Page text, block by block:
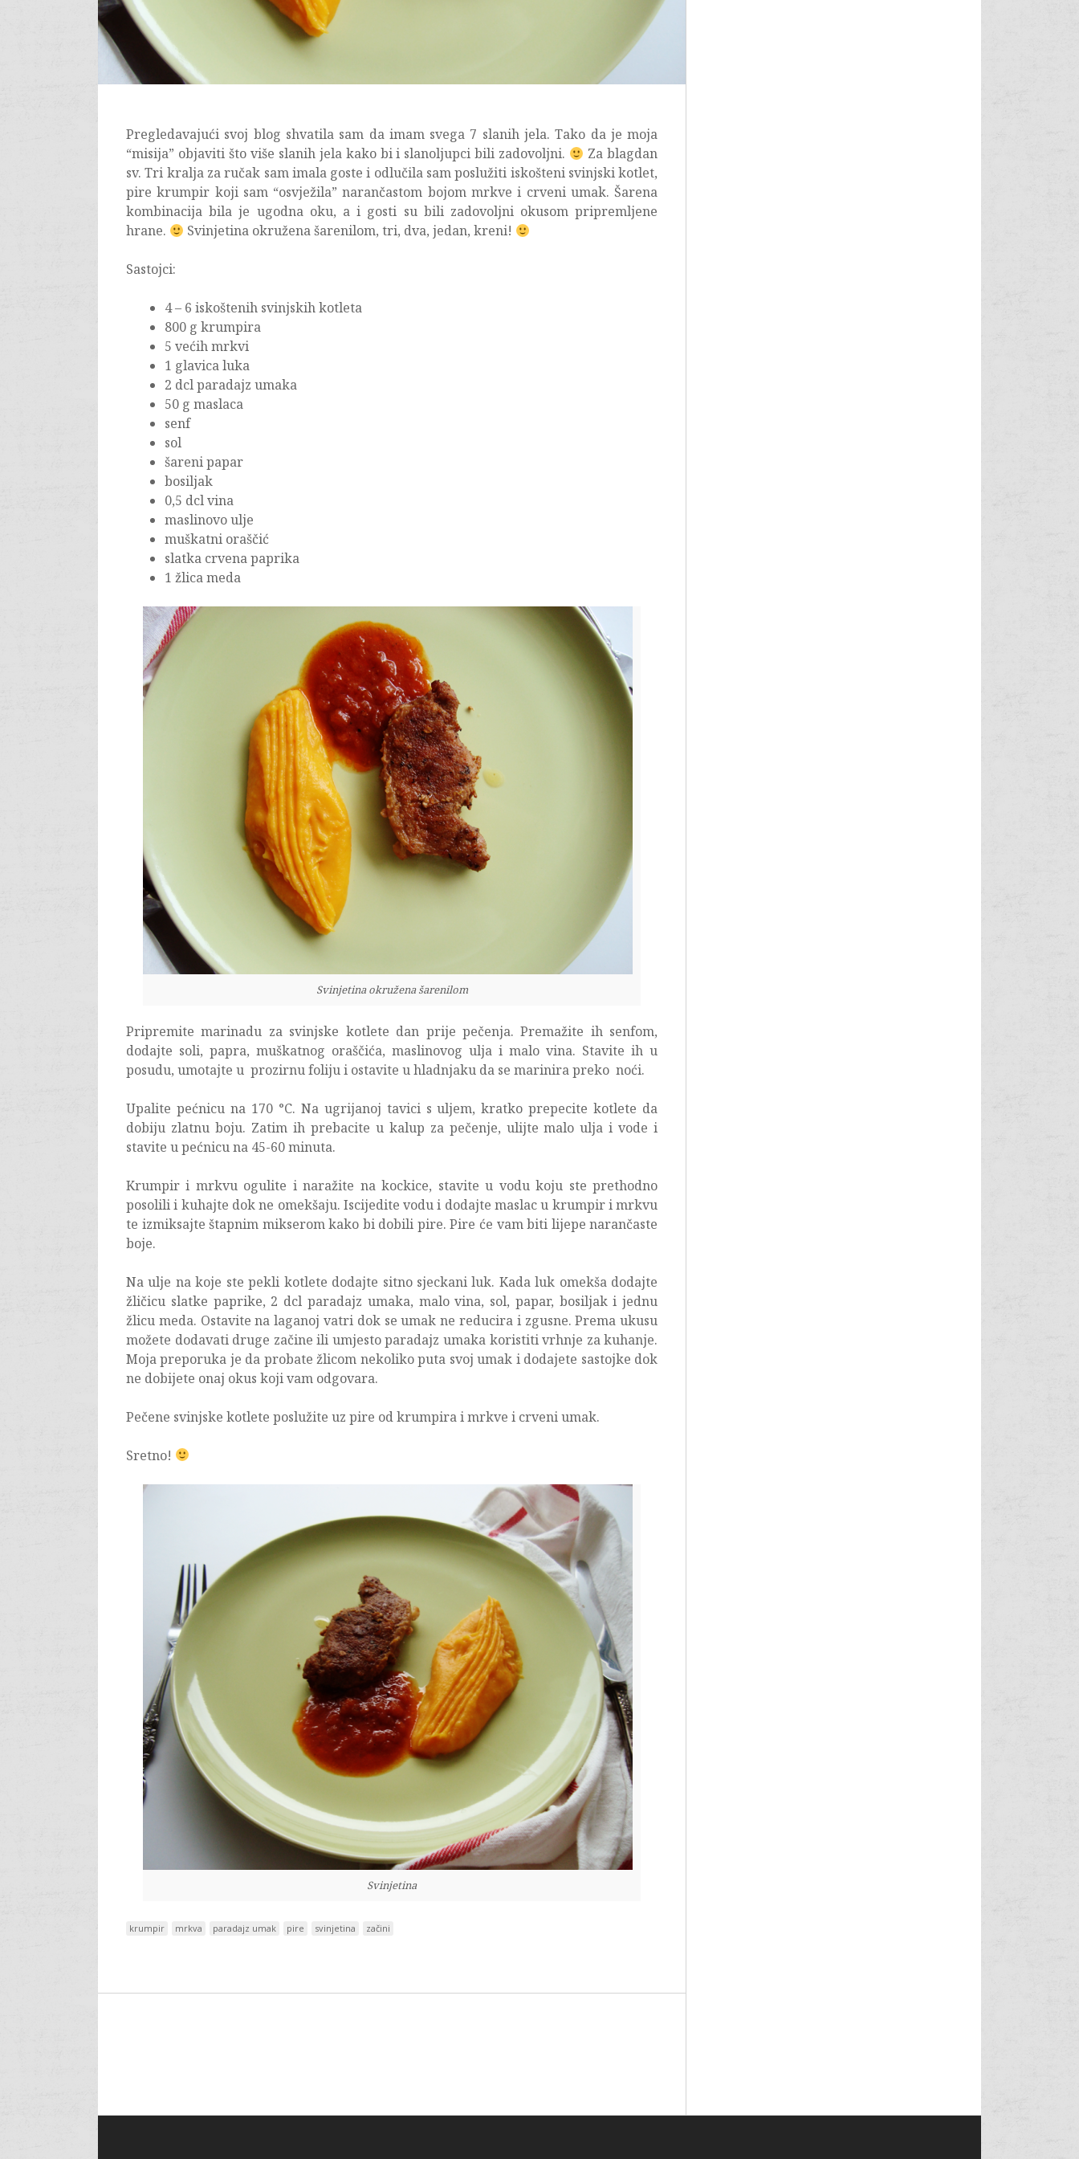
Pregledavajući svoj blog shvatila sam da imam svega 7 slanih jela. Tako da je moja
“misija” objaviti što više slanih jela kako bi i slanoljupci bili zadovoljni.
Za blagdan
sv. Tri kralja za ručak sam imala goste i odlučila sam poslužiti iskošteni svinjski kotlet,
pire krumpir koji sam “osvježila” narančastom bojom mrkve i crveni umak. Šarena
kombinacija bila je ugodna oku, a i gosti su bili zadovoljni okusom pripremljene
hrane.
Svinjetina okružena šarenilom, tri, dva, jedan, kreni!
Sastojci:
4 – 6 iskoštenih svinjskih kotleta
800 g krumpira
5 većih mrkvi
1 glavica luka
2 dcl paradajz umaka
50 g maslaca
senf
sol
šareni papar
bosiljak
0,5 dcl vina
maslinovo ulje
muškatni oraščić
slatka crvena paprika
1 žlica meda
Svinjetina okružena šarenilom
Pripremite marinadu za svinjske kotlete dan prije pečenja. Premažite ih senfom,
dodajte soli, papra, muškatnog oraščića, maslinovog ulja i malo vina. Stavite ih u
posudu, umotajte u prozirnu foliju i ostavite u hladnjaku da se marinira preko noći.
Upalite pećnicu na 170 °C. Na ugrijanoj tavici s uljem, kratko prepecite kotlete da
dobiju zlatnu boju. Zatim ih prebacite u kalup za pečenje, ulijte malo ulja i vode i
stavite u pećnicu na 45-60 minuta.
Krumpir i mrkvu ogulite i naražite na kockice, stavite u vodu koju ste prethodno
posolili i kuhajte dok ne omekšaju. Iscijedite vodu i dodajte maslac u krumpir i mrkvu
te izmiksajte štapnim mikserom kako bi dobili pire. Pire će vam biti lijepe narančaste
boje.
Na ulje na koje ste pekli kotlete dodajte sitno sjeckani luk. Kada luk omekša dodajte
žličicu slatke paprike, 2 dcl paradajz umaka, malo vina, sol, papar, bosiljak i jednu
žlicu meda. Ostavite na laganoj vatri dok se umak ne reducira i zgusne. Prema ukusu
možete dodavati druge začine ili umjesto paradajz umaka koristiti vrhnje za kuhanje.
Moja preporuka je da probate žlicom nekoliko puta svoj umak i dodajete sastojke dok
ne dobijete onaj okus koji vam odgovara.
Pečene svinjske kotlete poslužite uz pire od krumpira i mrkve i crveni umak.
Sretno!
Svinjetina
krumpir mrkva paradajz umak pire svinjetina začini